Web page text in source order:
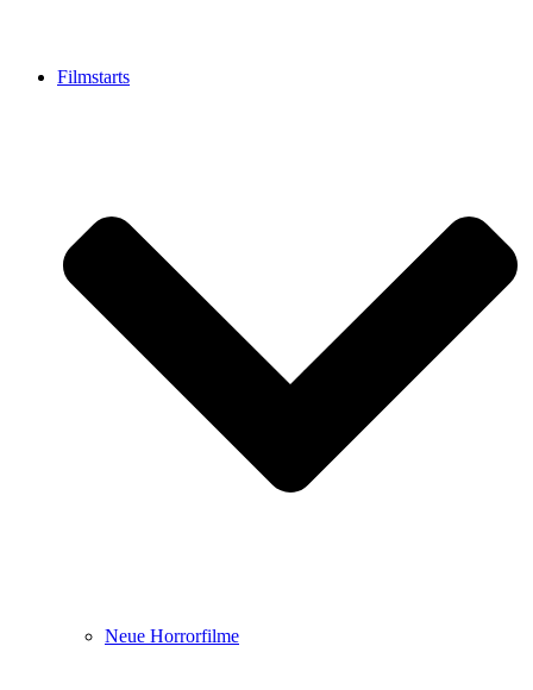
Filmstarts
Neue Horrorfilme